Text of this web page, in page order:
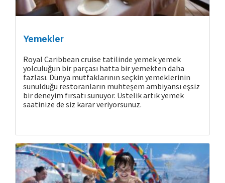
Cruise Hakkında
Yemekler
Royal Caribbean cruise tatilinde yemek yemek
yolculuğun bir parçası hatta bir yemekten daha
fazlası. Dünya mutfaklarının seçkin yemeklerinin
sunulduğu restoranların muhteşem ambiyansı eşsiz
bir deneyim fırsatı sunuyor. Üstelik artık yemek
saatinize de siz karar veriyorsunuz.